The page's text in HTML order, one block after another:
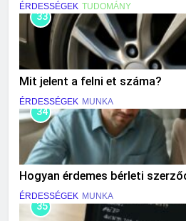
ÉRDESSÉGEK TUDOMÁNY
33
Mit jelent a felni et száma?
ÉRDESSÉGEK MUNKA
34
Hogyan érdemes bérleti
ÉRDESSÉGEK MUNKA
35